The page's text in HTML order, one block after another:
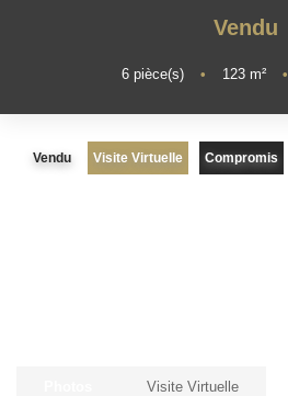
CONTACT
Vendu
6pièce(s) • 123m² •
Vendu Visite Virtuelle Compromis
Visite Virtuelle